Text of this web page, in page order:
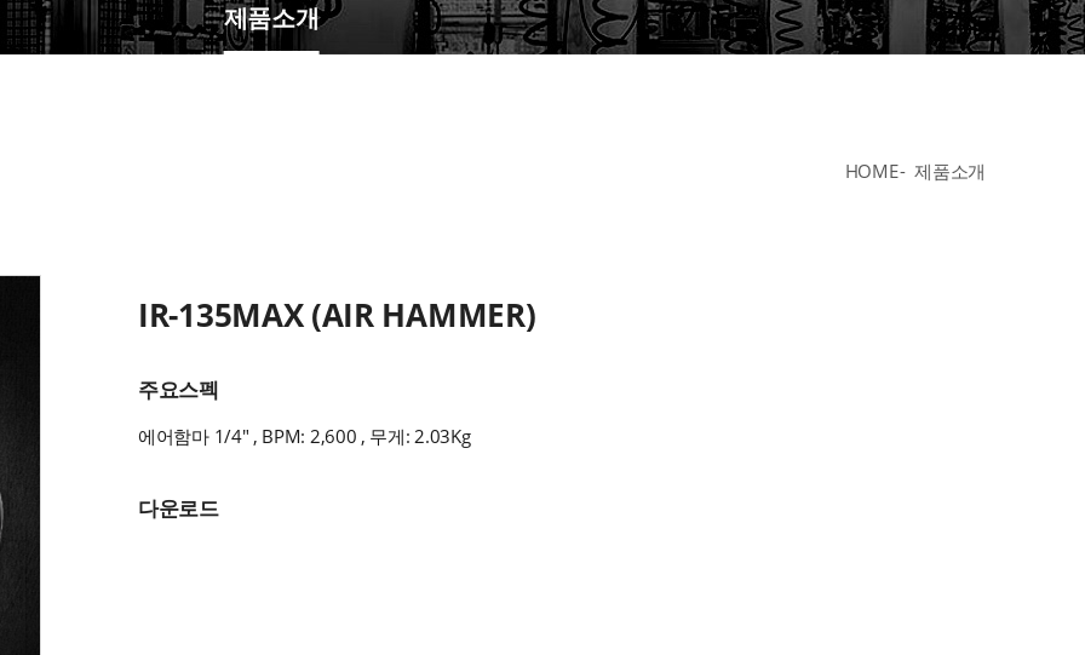
제품소개
HOME 제품소개
IR-135MAX (AIR HAMMER)
주요스펙
에어함마 1/4" , BPM: 2,600 , 무게: 2.03Kg
다운로드